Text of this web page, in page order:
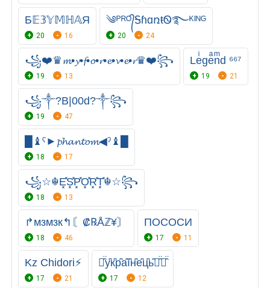
Б𝔼𝟛𝕐𝕄ℍ𝔸Я
20 16
༄ᴾᴿᴼ᭄ᎦɦɑռŧᏫ࿐ᴷᴵᴺᴳ
20 24
꧁❤️♛𝓶•𝔂•𝓯•𝓸•𝓻•𝓮•𝓿•𝓮•𝓻♛❤️꧂
19 13
Leͥgeͣnͫd ⁶⁶⁷
19 21
꧁༒?B|00d?༒꧂
19 47
█♝ˁ►𝓹𝓱𝓪𝓷𝓽𝓸𝓶◀ˀ♝█
18 17
꧁☆☬E͓̽S͓̽P͓̽O͓̽R͓̽T͓̽☬☆꧂
18 13
↱мзмзк↰〘₡℞Åℤ¥〙
18 46
ПОСОСИ
17 11
Kz Chidori⚡
17 21
㋦̑̈у̑̈к̑̈р̑̈а̑̈ї̑̈н̑̈е̑̈ц̑̈ь̑̈㋦̑̈ツ̑̈
17 12